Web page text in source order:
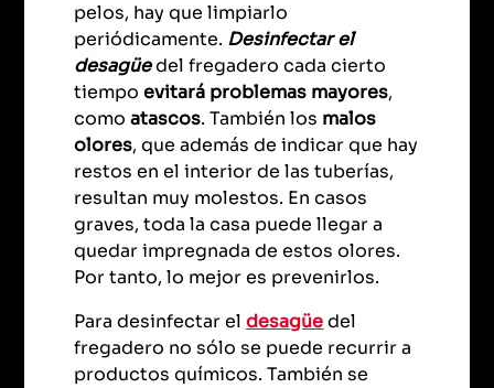
pelos, hay que limpiarlo
periódicamente. Desinfectar el
desagüedel fregadero cada cierto
tiempoevitará problemas mayores,
comoatascos. También los malos
olores, que además de indicar que hay
restos en el interior de las tuberías,
resultan muy molestos. En casos
graves, toda la casa puede llegar a
quedar impregnada de estos olores.
Por tanto, lo mejor es prevenirlos.
Para desinfectar eldesagüedel
fregadero no sólo se puede recurrir a
productos químicos. También se